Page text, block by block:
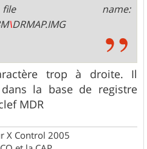
name:
\DRMAP.IMG
trop à droite. Il
la base de registre
MDR
X Control 2005